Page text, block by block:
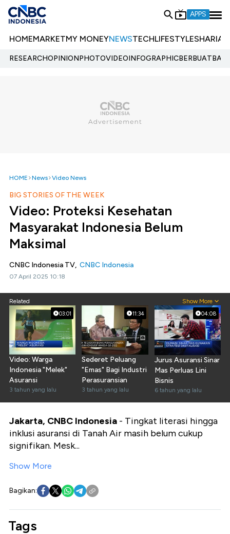
APPS
HOMEMARKETMY MONEYNEWSTECHLIFESTYLESHARIA
RESEARCHOPINIONPHOTOVIDEOINFOGRAPHIC
HOME News Video News
BIG STORIES OF THE WEEK
Video: Proteksi Kesehatan
Masyarakat Indonesia Belum
Maksimal
CNBC Indonesia TV, CNBC Indonesia
07 April 2025 10:18
Related Show More
03:01
Video: Warga
Indonesia "Melek"
Asuransi
3 tahun yang lalu
11:34
Sederet Peluang
"Emas" Bagi Industri
Perasuransian
3 tahun yang lalu
04:08
Jurus Asuransi Sinar
Mas Perluas Lini
Bisnis
6 tahun yang lalu
Jakarta, CNBC Indonesia - Tingkat literasi hingga
inklusi asuransi di Tanah Air masih belum cukup
signifikan. Mesk...
Show More
Bagikan:
Tags